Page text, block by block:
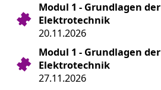
Modul 1 - Grundlagen der
Elektrotechnik
20.11.2026
Modul 1 - Grundlagen der
Elektrotechnik
27.11.2026